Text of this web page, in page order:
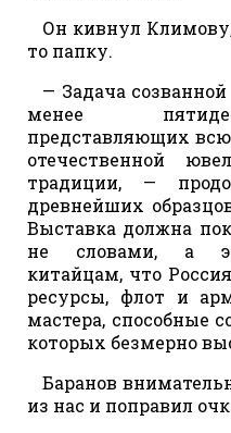
Он кивнул
то папку.
— Задача
менее
представляющих всю
отечественной
традиции, —
древнейших
Выставка должна
не словами, а
китайцам, что
ресурсы, флот и
мастера, способные
которых безмерно
Баранов
из нас и поправил